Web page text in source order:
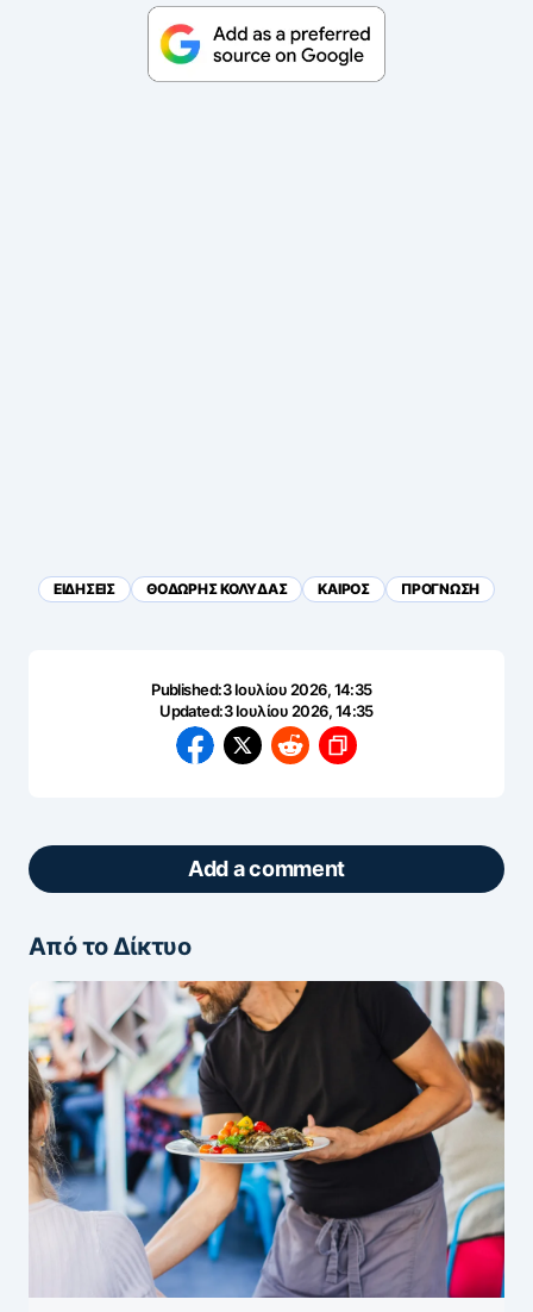
ΕΙΔΗΣΕΙΣ ΘΟΔΩΡΗΣ ΚΟΛΥΔΑΣ ΚΑΙΡΟΣ ΠΡΟΓΝΩΣΗ
Published:3 Ιουλίου 2026, 14:35
Updated:3 Ιουλίου 2026, 14:35
Add a comment
ΖΩΝΤΑΝΆ ΣΧΌΛΙΑ
Πάρτε μέρος στη συζήτηση — το σχόλιό σας
ελέγχεται άμεσα από AI (Ελληνικά & Αγγλικά).
ΠΡΟΣΤΑΣΊΑ AI
Η ηλ. διεύθυνση σας δεν δημοσιεύεται. Τα
υποχρεωτικά πεδία σημειώνονται με*
Message *
Από το Δίκτυο